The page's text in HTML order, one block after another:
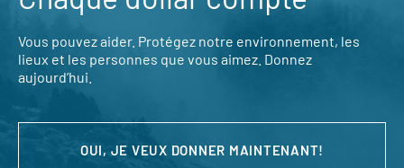
Vous pouvez aider. Protégez notre environnement, les
lieux et les personnes que vous aimez. Donnez
aujourd’hui.
OUI, JE VEUX DONNER MAINTENANT!